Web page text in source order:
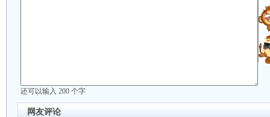
还可以输入 200 个字
网友评论